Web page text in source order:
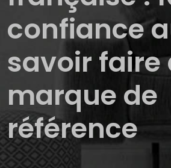
confiance
savoir faire
marque de
référence